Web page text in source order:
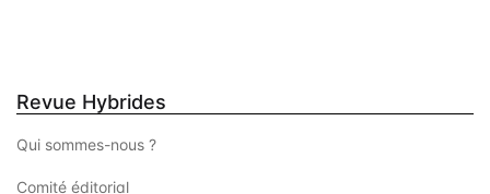
Revue Hybrides
Qui sommes-nous ?
Comité éditorial